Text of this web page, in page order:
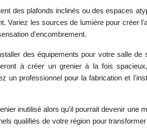
des plafonds inclinés ou des espaces
Variez les sources de lumière pour créer
d'encombrement.
des équipements pour votre salle
à créer un grenier à la fois
un professionnel pour la fabrication et
inutilisé alors qu'il pourrait devenir une
qualifiés de votre région pour